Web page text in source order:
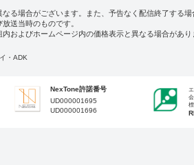
る場合がございます。また、予告なく配信終了する
送当時のものです。
およびホームページ内の価格表示と異なる場合があり
・ADK
NexTone許諾番号
UD000001695
UD000001696